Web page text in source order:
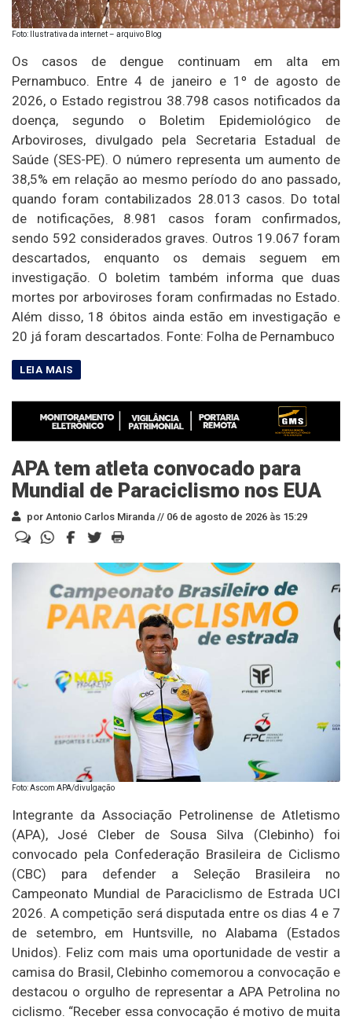
Foto: Ilustrativa da internet – arquivo Blog
Os casos de dengue continuam em alta em
Pernambuco. Entre 4 de janeiro e 1º de agosto de
2026, o Estado registrou 38.798 casos notificados da
doença, segundo o Boletim Epidemiológico de
Arboviroses, divulgado pela Secretaria Estadual de
Saúde (SES-PE). O número representa um aumento de
38,5% em relação ao mesmo período do ano passado,
quando foram contabilizados 28.013 casos. Do total
de notificações, 8.981 casos foram confirmados,
sendo 592 considerados graves. Outros 19.067 foram
descartados, enquanto os demais seguem em
investigação. O boletim também informa que duas
mortes por arboviroses foram confirmadas no Estado.
Além disso, 18 óbitos ainda estão em investigação e
20 já foram descartados. Fonte: Folha de Pernambuco
APA tem atleta convocado para
Mundial de Paraciclismo nos EUA
por Antonio Carlos Miranda // 06 de agosto de 2026 às 15:29
Foto: Ascom APA/divulgação
Integrante da Associação Petrolinense de Atletismo
(APA), José Cleber de Sousa Silva (Clebinho) foi
convocado pela Confederação Brasileira de Ciclismo
(CBC) para defender a Seleção Brasileira no
Campeonato Mundial de Paraciclismo de Estrada UCI
2026. A competição será disputada entre os dias 4 e 7
de setembro, em Huntsville, no Alabama (Estados
Unidos). Feliz com mais uma oportunidade de vestir a
camisa do Brasil, Clebinho comemorou a convocação e
destacou o orgulho de representar a APA Petrolina no
ciclismo. “Receber essa convocação é motivo de muita